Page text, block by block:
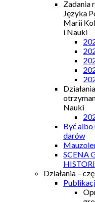
Zadania
Języka
Marii
i Nauki
Nauki
Być
darów
SCENA
Działania –